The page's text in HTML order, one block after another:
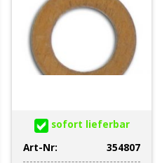
sofort lieferbar
Art-Nr:
354807